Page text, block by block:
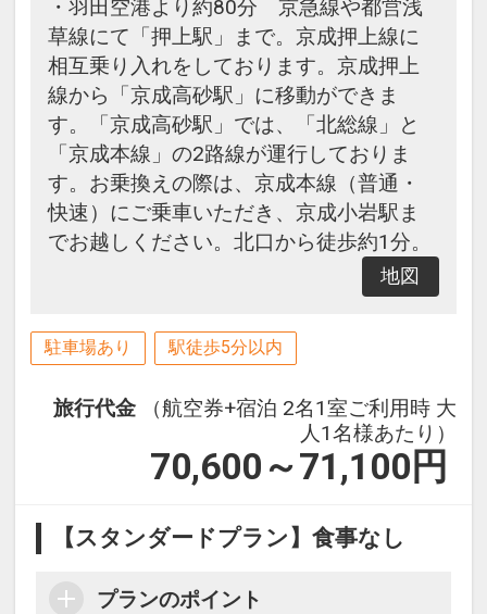
・羽田空港より約80分 京急線や都営浅
草線にて「押上駅」まで。京成押上線に
相互乗り入れをしております。京成押上
線から「京成高砂駅」に移動ができま
す。「京成高砂駅」では、「北総線」と
「京成本線」の2路線が運行しておりま
す。お乗換えの際は、京成本線（普通・
快速）にご乗車いただき、京成小岩駅ま
でお越しください。北口から徒歩約1分。
地図
駐車場あり 駅徒歩5分以内
旅行代金
（航空券+宿泊 2名1室ご利用時 大
人1名様あたり）
70,600～71,100 円
【スタンダードプラン】食事なし
プランのポイント